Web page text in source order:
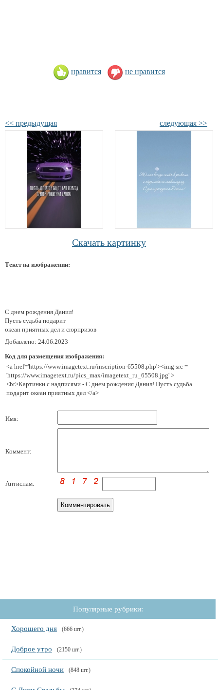
нравится не нравится
<< предыдущая следующая >>
Скачать картинку
Текст на изображении:
С днем рождения Данил!
Пусть судьба подарит
океан приятных дел и сюрпризов
Добавлено: 24.06.2023
Код для размещения изображения:
<a href='https://www.imagetext.ru/inscription-65508.php'><img src =
'https://www.imagetext.ru/pics_max/imagetext_ru_65508.jpg' >
<br>Картинки с надписями - С днем рождения Данил! Пусть судьба
подарит океан приятных дел </a>
Имя:
Коммент:
Антиспам:
Популярные рубрики:
Хорошего дня (666 шт.)
Доброе утро (2150 шт.)
Спокойной ночи (848 шт.)